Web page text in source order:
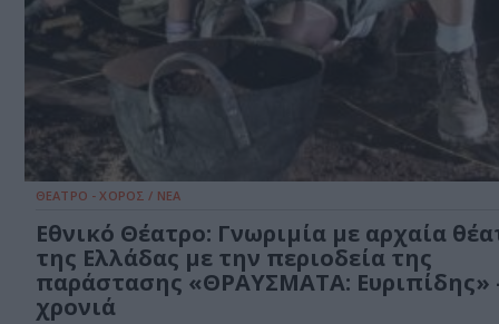
ΘΕΑΤΡΟ - ΧΟΡΟΣ / ΝΕΑ
Εθνικό Θέατρο: Γνωριμία με αρχαία
της Ελλάδας με την περιοδεία της
παράστασης «ΘΡΑΥΣΜΑΤΑ: Ευριπίδης»
χρονιά